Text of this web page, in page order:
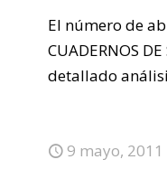
El número de
CUADERNOS
detallado
9 mayo, 2011